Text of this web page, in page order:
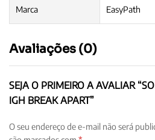
Marca EasyPath
Avaliações (0)
SEJA O PRIMEIRO A AVALIAR
IGH BREAK APART”
O seu endereço de e-mail não será